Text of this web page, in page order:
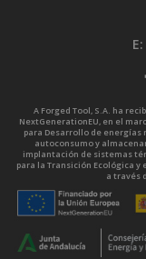
E:
A Forged Tool, S.A. ha
NextGenerationEU, en el
para Desarrollo de
autoconsumo y
implantación de sistemas
para la Transición Ecológica
a través